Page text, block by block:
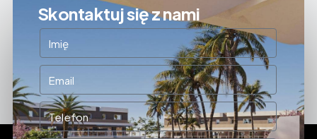
Skontaktuj się z nami